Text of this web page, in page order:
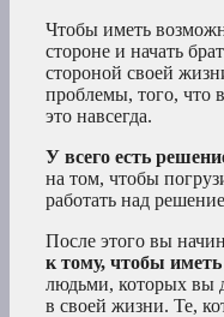
Чтобы иметь
стороне и начать
стороной своей
проблемы, того, что
это навсегда.
У всего есть
на том, чтобы
работать над
После этого вы
к тому, чтобы
людьми, которых вы
в своей жизни. Те,